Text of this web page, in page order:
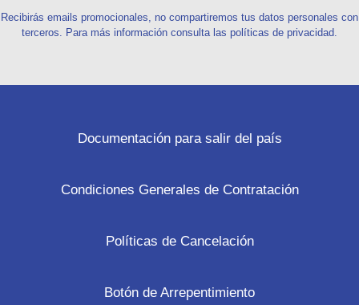
Recibirás emails promocionales, no compartiremos tus datos personales con
terceros. Para más información consulta las políticas de privacidad.
Documentación para salir del país
Condiciones Generales de Contratación
Políticas de Cancelación
Botón de Arrepentimiento